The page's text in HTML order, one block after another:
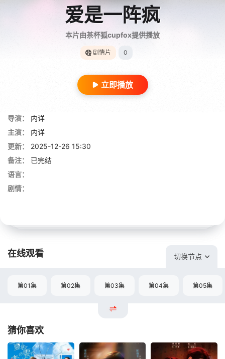
爱是一阵疯
本片由茶杯狐cupfox提供播放
剧情片 0
立即播放
导演：
内详
主演：
内详
更新：
2025-12-26 15:30
备注：
已完结
语言：
剧情：
在线观看 切换节点
第01集 第02集 第03集 第04集 第05集
猜你喜欢